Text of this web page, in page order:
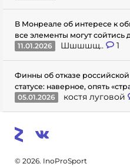
В Монреале об интересе к
все элементы могут сойтись
11.01.2026
Шшшшщ.. 1
Финны об отказе
статусе: наверное, опять
05.01.2026
костя луговой
© 2026. InoProSport